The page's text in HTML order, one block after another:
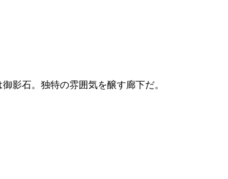
影石。独特の雰囲気を醸す廊下だ。